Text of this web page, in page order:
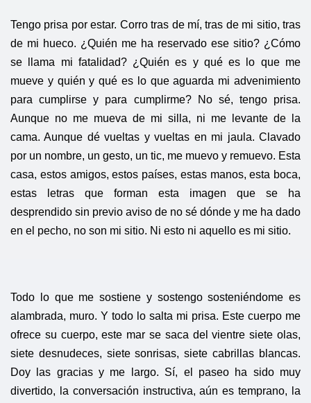
Tengo prisa por estar. Corro tras de mí, tras de mi sitio, tras
de mi hueco. ¿Quién me ha reservado ese sitio? ¿Cómo
se llama mi fatalidad? ¿Quién es y qué es lo que me
mueve y quién y qué es lo que aguarda mi advenimiento
para cumplirse y para cumplirme? No sé, tengo prisa.
Aunque no me mueva de mi silla, ni me levante de la
cama. Aunque dé vueltas y vueltas en mi jaula. Clavado
por un nombre, un gesto, un tic, me muevo y remuevo. Esta
casa, estos amigos, estos países, estas manos, esta boca,
estas letras que forman esta imagen que se ha
desprendido sin previo aviso de no sé dónde y me ha dado
en el pecho, no son mi sitio. Ni esto ni aquello es mi sitio.
Todo lo que me sostiene y sostengo sosteniéndome es
alambrada, muro. Y todo lo salta mi prisa. Este cuerpo me
ofrece su cuerpo, este mar se saca del vientre siete olas,
siete desnudeces, siete sonrisas, siete cabrillas blancas.
Doy las gracias y me largo. Sí, el paseo ha sido muy
divertido, la conversación instructiva, aún es temprano, la